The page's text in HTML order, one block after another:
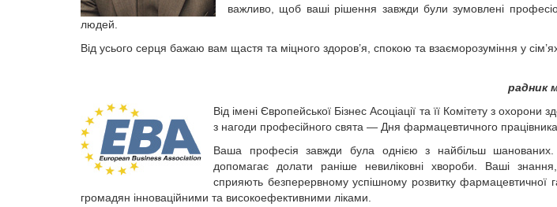
важливо, щоб ваші рішення завжди були зумовлені
людей.
Від усього серця бажаю вам щастя та міцного здоров’я, спокою та взаєморозуміння у
радник
Від імені Європейської Бізнес Асоціації та її Комітету з охорони
з нагоди професійного свята — Дня фармацевтичного
Ваша професія завжди була однією з найбільш
допомагає долати раніше невиліковні хвороби. Ваші
сприяють безперервному успішному розвитку фармацевтичної
громадян інноваційними та високоефективними ліками.